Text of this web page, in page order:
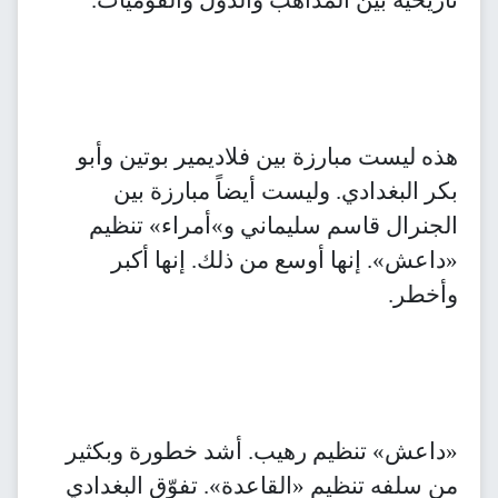
هذه ليست مبارزة بين فلاديمير بوتين وأبو
بكر البغدادي. وليست أيضاً مبارزة بين
الجنرال قاسم سليماني و»أمراء» تنظيم
«داعش». إنها أوسع من ذلك. إنها أكبر
وأخطر.
«داعش» تنظيم رهيب. أشد خطورة وبكثير
من سلفه تنظيم «القاعدة». تفوّق البغدادي